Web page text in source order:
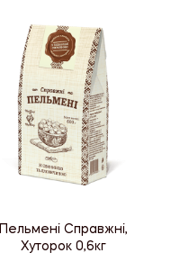
Пельмені Справжні,
Хуторок 0,6кг